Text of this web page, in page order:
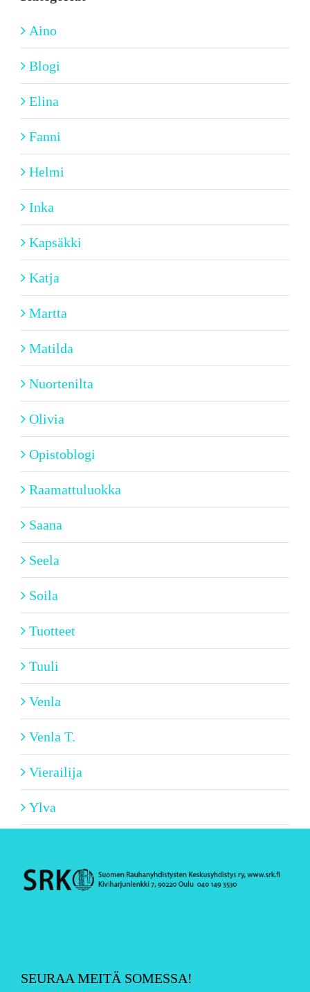
Aino
Blogi
Elina
Fanni
Helmi
Inka
Kapsäkki
Katja
Martta
Matilda
Nuortenilta
Olivia
Opistoblogi
Raamattuluokka
Saana
Seela
Soila
Tuotteet
Tuuli
Venla
Venla T.
Vierailija
Ylva
SEURAA MEITÄ SOMESSA!